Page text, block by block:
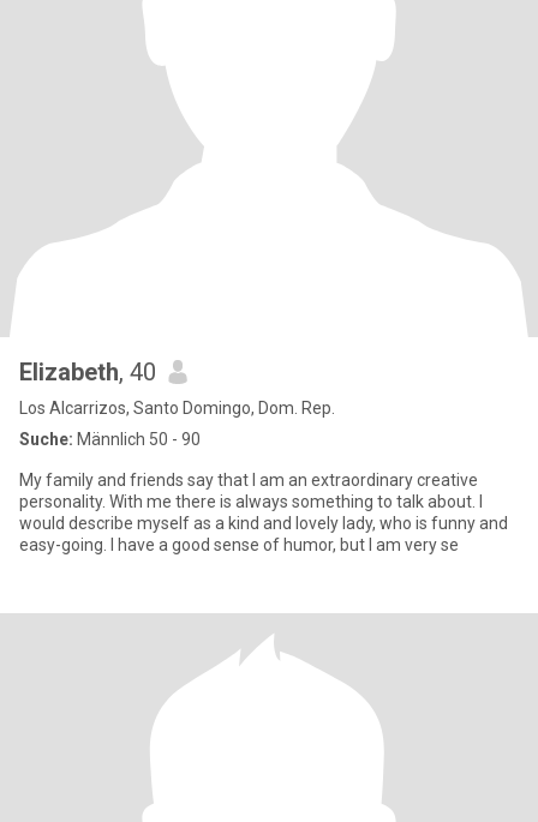
Elizabeth, 40
Los Alcarrizos, Santo Domingo, Dom. Rep.
Suche: Männlich 50 - 90
My family and friends say that I am an extraordinary creative
personality. With me there is always something to talk about. I
would describe myself as a kind and lovely lady, who is funny and
easy-going. I have a good sense of humor, but I am very se